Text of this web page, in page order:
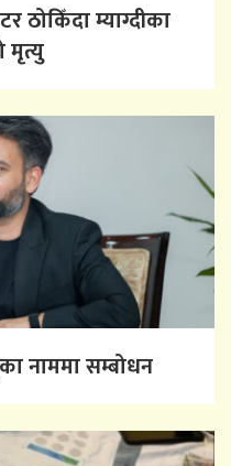
ठोकिँदा म्याग्दीका
मृत्यु
नाममा सम्बोधन